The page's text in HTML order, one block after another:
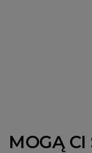
MOGĄ CI